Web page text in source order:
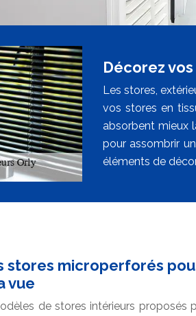
Décorez
Les stores,
vos stores en
absorbent mieux
pour assombrir
éléments de
stores microperforés
vue
de stores intérieurs proposés